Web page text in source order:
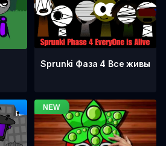
Sprunki Фаза 4 Все живы